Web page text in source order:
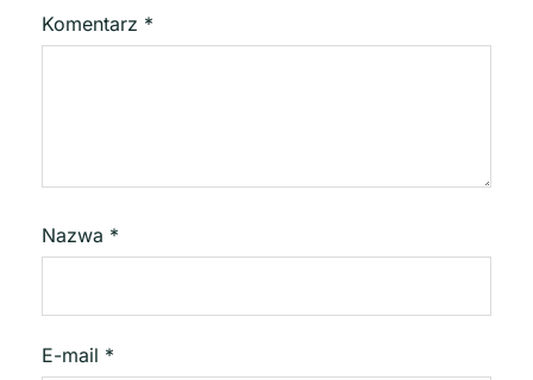
Komentarz *
Nazwa *
E-mail *